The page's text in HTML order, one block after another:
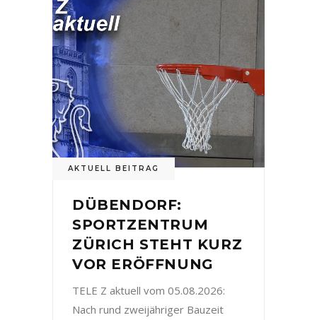
AKTUELL BEITRAG
DÜBENDORF:
SPORTZENTRUM
ZÜRICH STEHT KURZ
VOR ERÖFFNUNG
TELE Z aktuell vom 05.08.2026:
Nach rund zweijähriger Bauzeit